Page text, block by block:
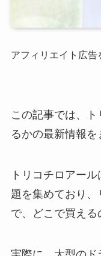
アフィリエイト広告
この記事では、
るかの最新情報を
トリコチロアー
題を集めており、
で、どこで買える